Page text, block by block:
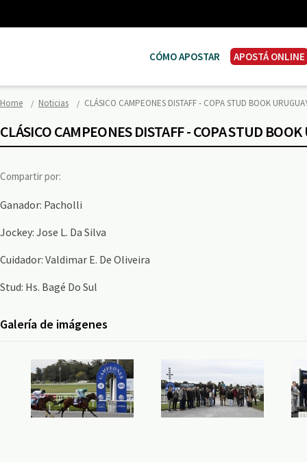
CÓMO APOSTAR APOSTÁ ONLINE
Home Noticias CLÁSICO CAMPEONES DISTAFF - COPA STUD BOOK
CLÁSICO CAMPEONES DISTAFF - COPA STUD
Compartir por:
Ganador: Pacholli
Jockey: Jose L. Da Silva
Cuidador: Valdimar E. De Oliveira
Stud: Hs. Bagé Do Sul
Galería de imágenes